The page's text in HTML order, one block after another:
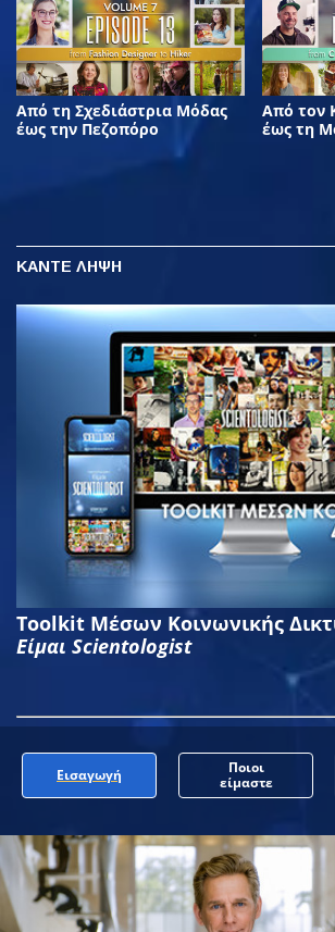
Από τη Σχεδιάστρια Μόδας
έως την Πεζοπόρο
Από τον
έως τη
ΚΑΝΤΕ ΛΗΨΗ
Toolkit Μέσων Κοινωνικής
Είμαι Scientologist
Εισαγωγή
Ποιοι
είμαστε